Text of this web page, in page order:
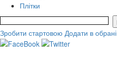
Плітки
Зробити стартовою Додати в обрані